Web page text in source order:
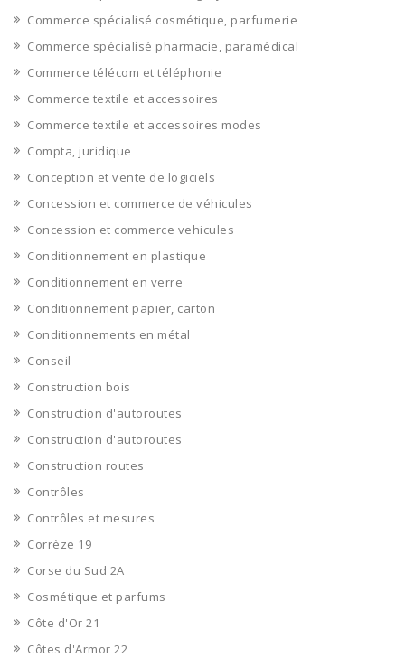
Commerce spécialisé cosmétique, parfumerie
Commerce spécialisé pharmacie, paramédical
Commerce télécom et téléphonie
Commerce textile et accessoires
Commerce textile et accessoires modes
Compta, juridique
Conception et vente de logiciels
Concession et commerce de véhicules
Concession et commerce vehicules
Conditionnement en plastique
Conditionnement en verre
Conditionnement papier, carton
Conditionnements en métal
Conseil
Construction bois
Construction d'autoroutes
Construction d'autoroutes
Construction routes
Contrôles
Contrôles et mesures
Corrèze 19
Corse du Sud 2A
Cosmétique et parfums
Côte d'Or 21
Côtes d'Armor 22